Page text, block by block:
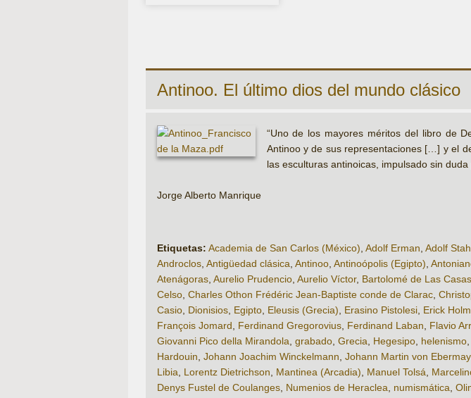
Antinoo. El último dios del mundo clásico
“Uno de los mayores méritos del libro de
Antinoo y de sus representaciones […] y el
las esculturas antinoicas, impulsado sin
Jorge Alberto Manrique
Etiquetas: Academia de San Carlos (México), Adolf Erman, Adolf
Androclos, Antigüedad clásica, Antinoo, Antinoópolis (Egipto),
Atenágoras, Aurelio Prudencio, Aurelio Víctor, Bartolomé de Las Casas
Celso, Charles Othon Frédéric Jean-Baptiste conde de Clarac,
Casio, Dionisios, Egipto, Eleusis (Grecia), Erasino Pistolesi, Erick Holm
François Jomard, Ferdinand Gregorovius, Ferdinand Laban, Flavio
Giovanni Pico della Mirandola, grabado, Grecia, Hegesipo, helenismo,
Hardouin, Johann Joachim Winckelmann, Johann Martin von
Libia, Lorentz Dietrichson, Mantinea (Arcadia), Manuel Tolsá,
Denys Fustel de Coulanges, Numenios de Heraclea, numismática,